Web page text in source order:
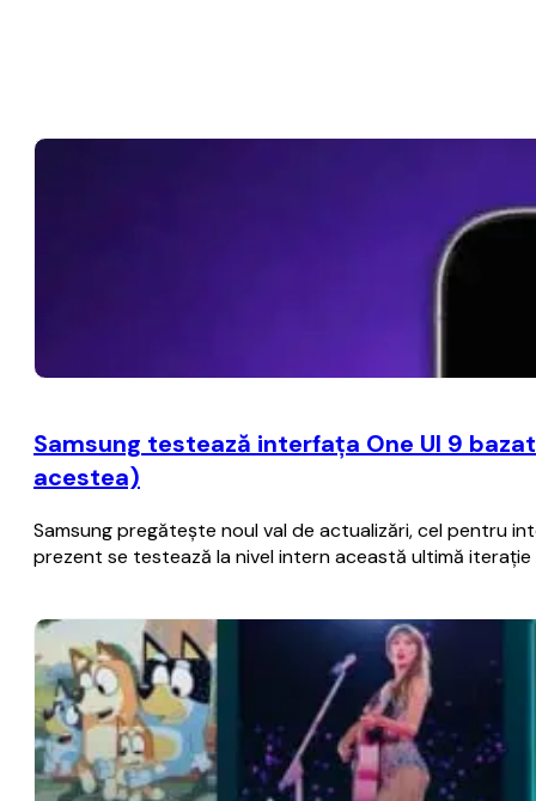
Samsung testează interfaţa One UI 9
acestea)
Samsung pregăteşte noul val de actualizări, cel pentru
prezent se testează la nivel intern această ultimă